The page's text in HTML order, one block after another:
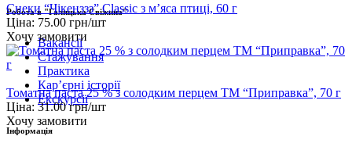
Снеки “Чікенззз” Classic з м’яса птиці, 60 г
Ціна: 75.00 грн/шт
Хочу замовити
Томатна паста 25 % з солодким перцем ТМ “Приправка”, 70 г
Ціна: 31.00 грн/шт
Хочу замовити
Робота в "Галицька Свіжина"
Вакансії
Стажування
Практика
Карʼєрні історії
Екскурсії
Інформація